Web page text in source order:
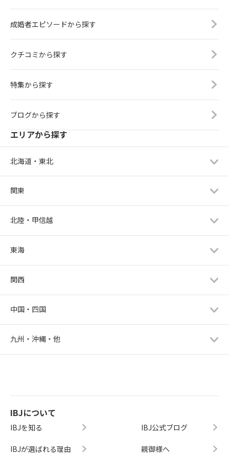
成婚者エピソードから探す
クチコミから探す
特集から探す
ブログから探す
エリアから探す
北海道・東北
関東
北陸・甲信越
東海
関西
中国・四国
九州・沖縄・他
IBJについて
IBJを知る
IBJが選ばれる理由
IBJ公式ブログ
親御様へ